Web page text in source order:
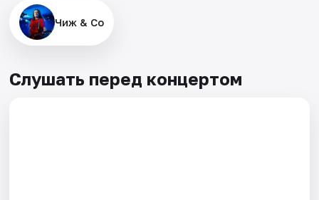
Чиж & Co
Слушать перед концертом